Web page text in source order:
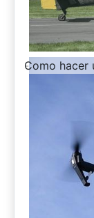
-
Como hacer